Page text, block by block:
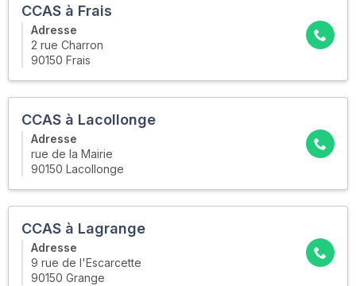
CCAS à Frais
Adresse
2 rue Charron
90150 Frais
CCAS à Lacollonge
Adresse
rue de la Mairie
90150 Lacollonge
CCAS à Lagrange
Adresse
9 rue de l'Escarcette
90150 Grange